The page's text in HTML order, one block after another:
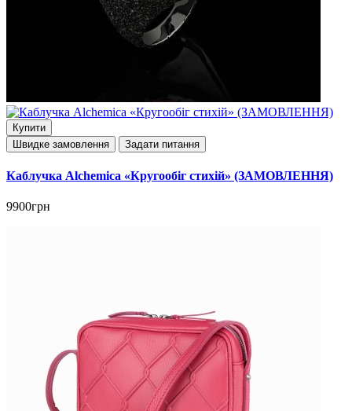
Купити
Швидке замовлення
Задати питання
Каблучка Alchemica «Кругообіг стихій» (ЗАМОВЛЕННЯ)
9900грн